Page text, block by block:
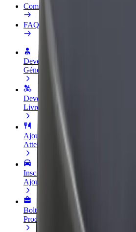
Comment s'inscrire
FAQ
Devenir partenaire chauffeur
Générez des revenus selon vos
Devenir livreur
Livrez des repas et générez des
Ajouter un restaurant ou un magasin
Atteignez plus de clients et
Inscrivez-vous en tant que
Ajoutez votre flotte sur Bolt et
Bolt for Business
Produits et services Bolt adaptés à